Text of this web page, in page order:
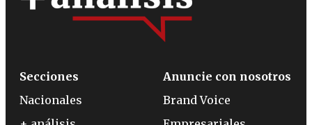
Secciones
Nacionales
Anuncie con nosotros
Brand Voice